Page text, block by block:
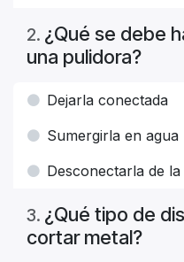
2. ¿Qué se debe
una pulidora?
Dejarla conectada
Sumergirla en agua
Desconectarla de
3. ¿Qué tipo de
cortar metal?